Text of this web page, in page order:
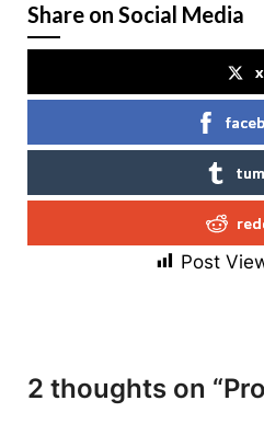
Share on Social Media
x
Post
2 thoughts on “